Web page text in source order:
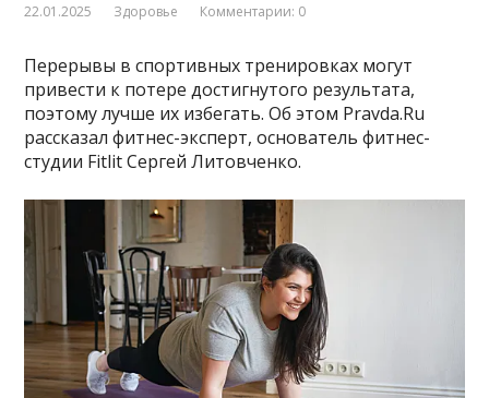
22.01.2025 Здоровье Комментарии: 0
Перерывы в спортивных тренировках могут
привести к потере достигнутого результата,
поэтому лучше их избегать. Об этом Pravda.Ru
рассказал фитнес-эксперт, основатель фитнес-
студии Fitlit Сергей Литовченко.